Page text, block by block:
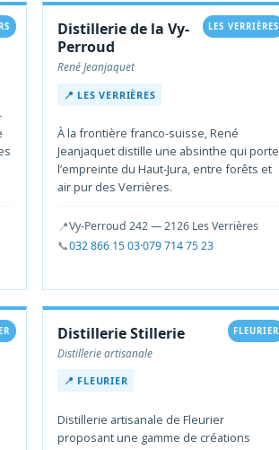
LES VERRIÈRES
Distillerie de la Vy-
Perroud
René Jeanjaquet
📍 LES VERRIÈRES
À la frontière franco-suisse, René
Jeanjaquet distille une absinthe qui porte
l’empreinte du Haut-Jura, entre forêts et
air pur des Verrières.
📍Vy-Perroud 242 — 2126 Les Verrières
📞032 866 15 03·079 714 75 23
FLEURIER
Distillerie Stillerie
Distillerie artisanale
📍 FLEURIER
Distillerie artisanale de Fleurier
proposant une gamme de créations